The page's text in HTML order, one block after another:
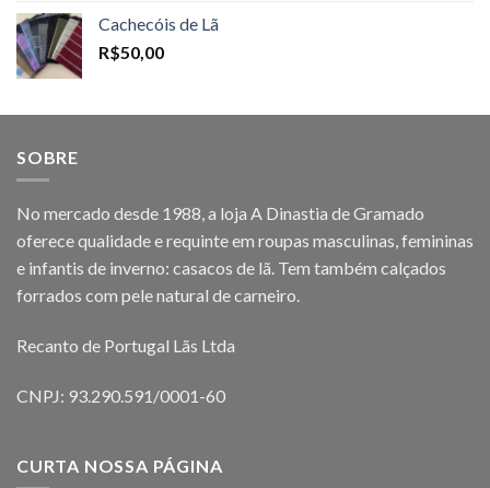
Cachecóis de Lã
R$50,00
SOBRE
No mercado desde 1988, a loja A Dinastia de Gramado
oferece qualidade e requinte em roupas masculinas, femininas
e infantis de inverno: casacos de lã. Tem também calçados
forrados com pele natural de carneiro.
Recanto de Portugal Lãs Ltda
CNPJ: 93.290.591/0001-60
CURTA NOSSA PÁGINA